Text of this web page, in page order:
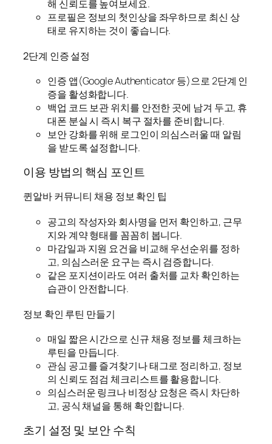
해 신뢰도를 높여보세요.
프로필은 정보의 첫인상을 좌우하므로 최신 상
태로 유지하는 것이 좋습니다.
2단계 인증 설정
인증 앱(Google Authenticator 등)으로 2단계 인
증을 활성화합니다.
백업 코드 보관 위치를 안전한 곳에 남겨 두고, 휴
대폰 분실 시 즉시 복구 절차를 준비합니다.
보안 강화를 위해 로그인이 의심스러울 때 알림
을 받도록 설정합니다.
이용 방법의 핵심 포인트
퀸알바 커뮤니티 채용 정보 확인 팁
공고의 작성자와 회사명을 먼저 확인하고, 근무
지와 계약 형태를 꼼꼼히 봅니다.
마감일과 지원 요건을 비교해 우선순위를 정하
고, 의심스러운 요구는 즉시 검증합니다.
같은 포지션이라도 여러 출처를 교차 확인하는
습관이 안전합니다.
정보 확인 루틴 만들기
매일 짧은 시간으로 신규 채용 정보를 체크하는
루틴을 만듭니다.
관심 공고를 즐겨찾기나 태그로 정리하고, 정보
의 신뢰도 점검 체크리스트를 활용합니다.
의심스러운 링크나 비정상 요청은 즉시 차단하
고, 공식 채널을 통해 확인합니다.
초기 설정 및 보안 수칙